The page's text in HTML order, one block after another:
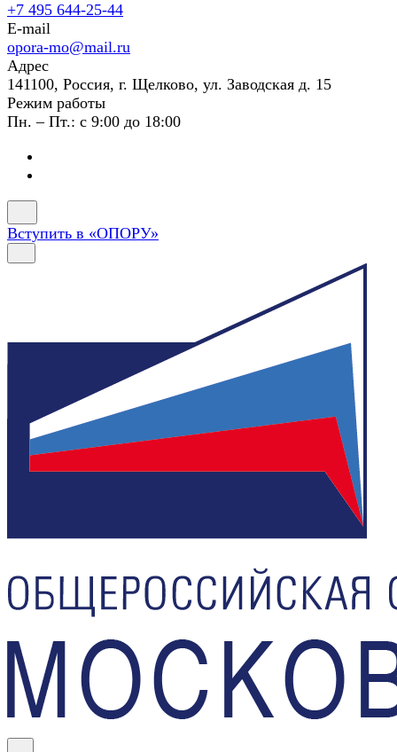
+7 495 644-25-44
E-mail
opora-mo@mail.ru
Адрес
141100, Россия, г. Щелково, ул. Заводская д. 15
Режим работы
Пн. – Пт.: с 9:00 до 18:00
Вступить в «ОПОРУ»